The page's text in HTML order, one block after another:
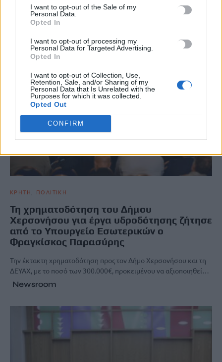
I want to opt-out of the Sale of my
Personal Data.
Opted In
I want to opt-out of processing my
Personal Data for Targeted Advertising.
Opted In
I want to opt-out of Collection, Use,
Retention, Sale, and/or Sharing of my
Personal Data that Is Unrelated with the
Purposes for which it was collected.
Opted Out
CONFIRM
ΣΧΕΤΙΚΆ ΆΡΘΡΑ
ΚΡΗΤΗ ΠΟΛΙΤΙΚΗ
Τη χρηματοδότηση του Δήμου
Χερσονήσου για έργα υδροδότησης ζήτησε
από το Υπουργείο Εσωτερικών ο
Φραγκίσκος Παρασύρης
Την έκτακτη χρηματοδότηση προς τον Δήμο Χερσονήσου και τη
ΔΕΥΑΧ, με το ποσό των 300.000€, προκειμένου να αξιοποιηθεί…
Newsroom